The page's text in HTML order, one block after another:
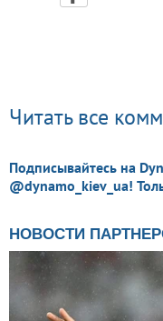
Читать все
Подписывайтесь на
@dynamo_kiev_ua!